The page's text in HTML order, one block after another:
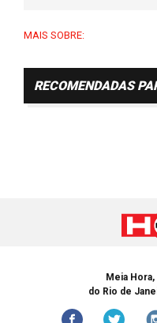
MAIS SOBRE:
RECOMENDADAS
Meia
do Rio de